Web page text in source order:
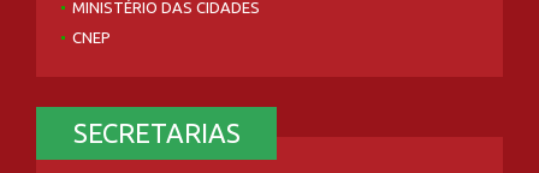
MINISTÉRIO DAS CIDADES
CNEP
SECRETARIAS